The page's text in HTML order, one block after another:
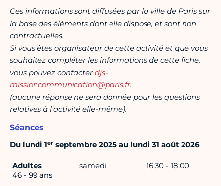
Ces informations sont diffusées par la ville de Paris sur
la base des éléments dont elle dispose, et sont non
contractuelles.
Si vous êtes organisateur de cette activité et que vous
souhaitez compléter les informations de cette fiche,
vous pouvez contacterdjs-
missioncommunication@paris.fr.
(aucune réponse ne sera donnée pour les questions
relatives à l'activité elle-même).
Séances
Du lundi 1er septembre 2025 au lundi 31 août 2026
Adultes
46 - 99 ans
samedi 16:30 - 18:00